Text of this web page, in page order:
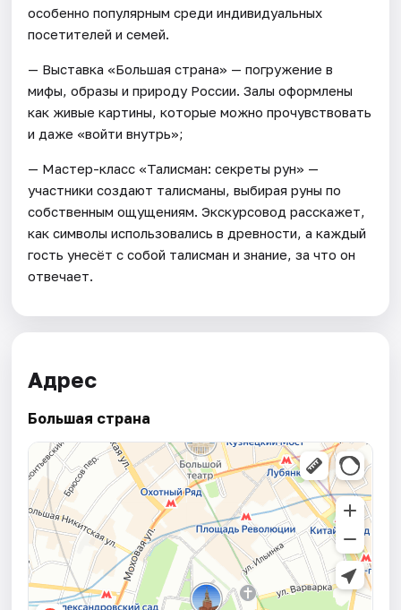
особенно популярным среди индивидуальных
посетителей и семей.
— Выставка «Большая страна» — погружение в
мифы, образы и природу России. Залы оформлены
как живые картины, которые можно прочувствовать
и даже «войти внутрь»;
— Мастер-класс «Талисман: секреты рун» —
участники создают талисманы, выбирая руны по
собственным ощущениям. Экскурсовод расскажет,
как символы использовались в древности, а каждый
гость унесёт с собой талисман и знание, за что он
отвечает.
Адрес
Большая страна